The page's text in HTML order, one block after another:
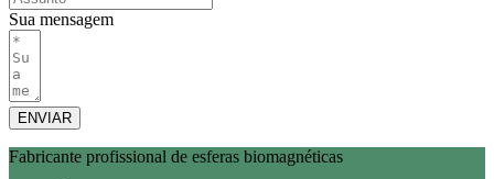
Sua mensagem
ENVIAR
Fabricante profissional de esferas biomagnéticas